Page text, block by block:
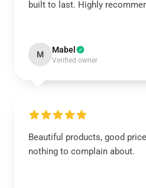
built to last. Highly
M Mabel
Verified owner
Beautiful products, good
nothing to complain about.